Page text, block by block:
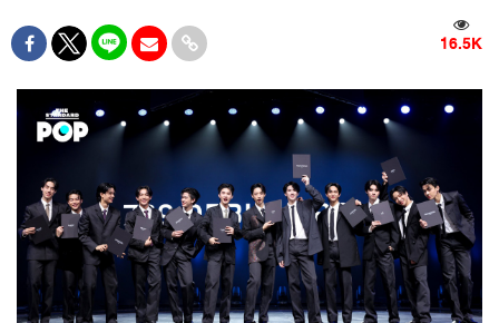
16.5K